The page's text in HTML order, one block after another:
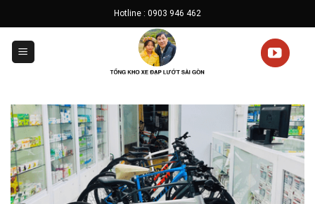
to
content
Hotline : 0903 946 462